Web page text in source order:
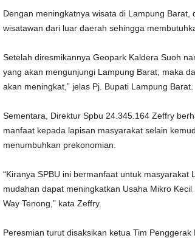
Dengan meningkatnya wisata di Lampung
wisatawan dari luar daerah sehingga
Setelah diresmikannya Geopark Kaldera Suoh
yang akan mengunjungi Lampung Barat, maka
akan meningkat,” jelas Pj. Bupati Lampung Barat.
Sementara, Direktur Spbu 24.345.164 Zeffry
manfaat kepada lapisan masyarakat selain
menumbuhkan prekonomian.
“Kiranya SPBU ini bermanfaat untuk
mudahan dapat meningkatkan Usaha Mikro
Way Tenong,” kata Zeffry.
Peresmian turut disaksikan ketua Tim